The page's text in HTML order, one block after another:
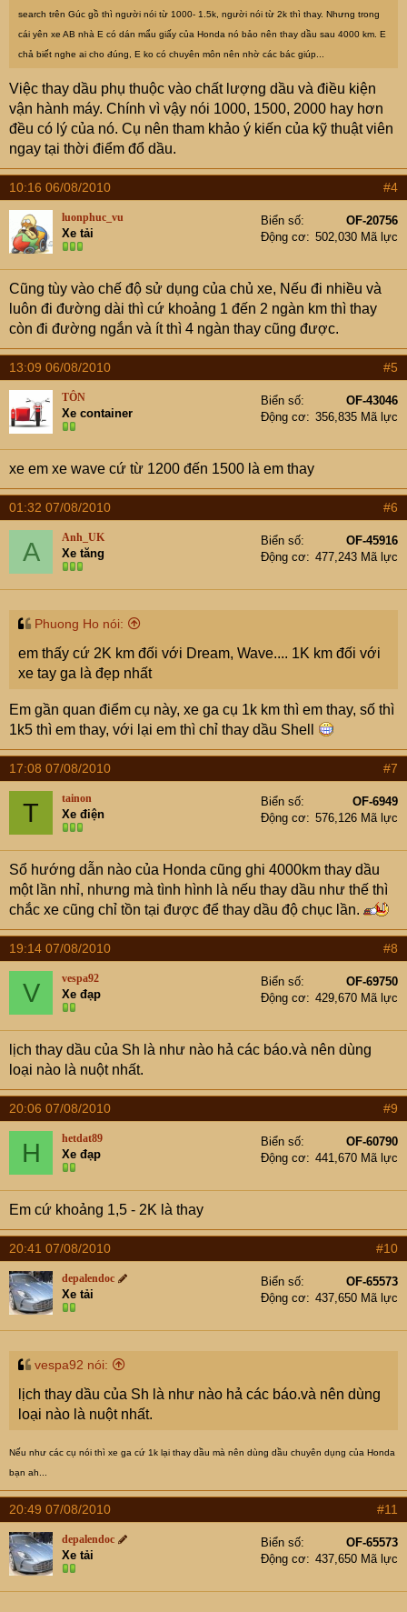
search trên Gúc gồ thì người nói từ 1000- 1.5k, người nói từ 2k thì thay. Nhưng trong
cái yên xe AB nhà E có dán mẩu giấy của Honda nó bảo nên thay dầu sau 4000 km. E
chả biết nghe ai cho đúng, E ko có chuyên môn nên nhờ các bác giúp...
Việc thay dầu phụ thuộc vào chất lượng dầu và điều kiện
vận hành máy. Chính vì vậy nói 1000, 1500, 2000 hay hơn
đều có lý của nó. Cụ nên tham khảo ý kiến của kỹ thuật viên
ngay tại thời điểm đổ dầu.
10:16 06/08/2010 #4
luonphuc_vu
Xe tải
Biển số
OF-20756
Động cơ
502,030 Mã lực
Cũng tùy vào chế độ sử dụng của chủ xe, Nếu đi nhiều và
luôn đi đường dài thì cứ khoảng 1 đến 2 ngàn km thì thay
còn đi đường ngắn và ít thì 4 ngàn thay cũng được.
13:09 06/08/2010 #5
TÔN
Xe container
Biển số
OF-43046
Động cơ
356,835 Mã lực
xe em xe wave cứ từ 1200 đến 1500 là em thay
01:32 07/08/2010 #6
A Anh_UK
Xe tăng
Biển số
OF-45916
Động cơ
477,243 Mã lực
Phuong Ho nói:
em thấy cứ 2K km đối với Dream, Wave.... 1K km đối với
xe tay ga là đẹp nhất
Em gần quan điểm cụ này, xe ga cụ 1k km thì em thay, số thì
1k5 thì em thay, với lại em thì chỉ thay dầu Shell
17:08 07/08/2010 #7
T tainon
Xe điện
Biển số
OF-6949
Động cơ
576,126 Mã lực
Sổ hướng dẫn nào của Honda cũng ghi 4000km thay dầu
một lần nhỉ, nhưng mà tình hình là nếu thay dầu như thế thì
chắc xe cũng chỉ tồn tại được để thay dầu độ chục lần.
19:14 07/08/2010 #8
V vespa92
Xe đạp
Biển số
OF-69750
Động cơ
429,670 Mã lực
lịch thay dầu của Sh là như nào hả các báo.và nên dùng
loại nào là nuột nhất.
20:06 07/08/2010 #9
H hetdat89
Xe đạp
Biển số
OF-60790
Động cơ
441,670 Mã lực
Em cứ khoảng 1,5 - 2K là thay
20:41 07/08/2010 #10
depalendoc
Xe tải
Biển số
OF-65573
Động cơ
437,650 Mã lực
vespa92 nói:
lịch thay dầu của Sh là như nào hả các báo.và nên dùng
loại nào là nuột nhất.
Nếu như các cụ nói thì xe ga cứ 1k lại thay dầu mà nên dùng dầu chuyên dụng của Honda
bạn ah...
20:49 07/08/2010 #11
depalendoc
Xe tải
Biển số
OF-65573
Động cơ
437,650 Mã lực